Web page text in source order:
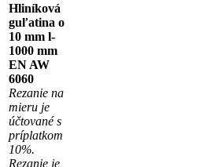
Hliníková
guľatina o
10 mm l-
1000 mm
EN AW
6060
Rezanie na
mieru je
účtované s
príplatkom
10%.
Rezanie je